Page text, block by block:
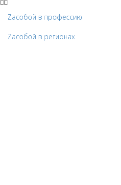
Zacобой в профессию
Zaсобой в регионах